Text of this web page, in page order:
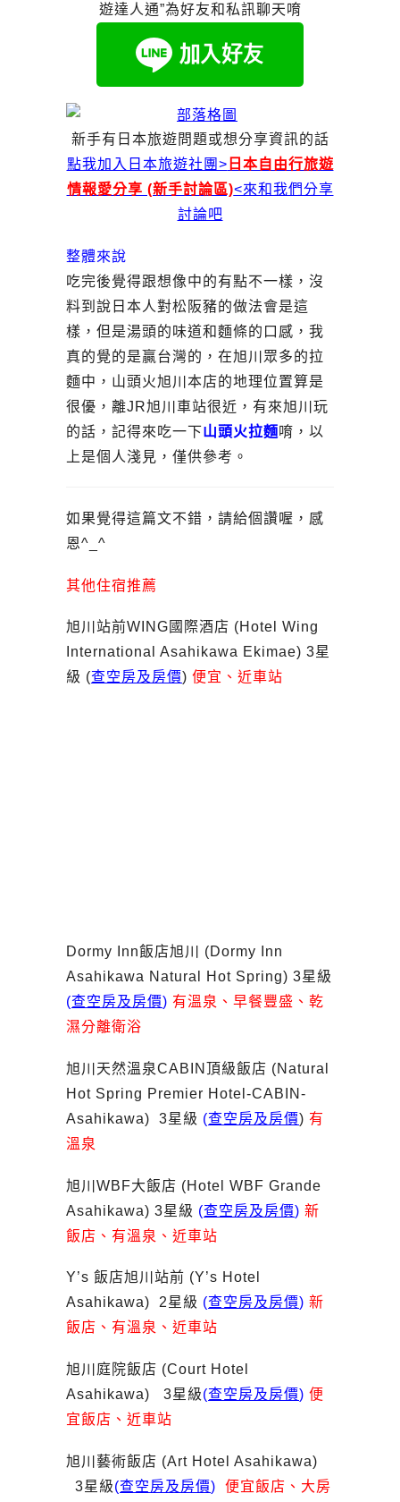
遊達人通”為好友和私訊聊天唷
新手有日本旅遊問題或想分享資訊的話
點我加入日本旅遊社團> 日本自由行旅遊
情報愛分享 (新手討論區)<來和我們分享
討論吧
整體來說
吃完後覺得跟想像中的有點不一樣，沒
料到說日本人對松阪豬的做法會是這
樣，但是湯頭的味道和麵條的口感，我
真的覺的是贏台灣的，在旭川眾多的拉
麵中，山頭火旭川本店的地理位置算是
很優，離JR旭川車站很近，有來旭川玩
的話，記得來吃一下山頭火拉麵唷，以
上是個人淺見，僅供參考。
如果覺得這篇文不錯，請給個讚喔，感
恩^_^
其他住宿推薦
旭川站前WING國際酒店 (Hotel Wing
International Asahikawa Ekimae) 3星
級 (查空房及房價) 便宜、近車站
Dormy Inn飯店旭川 (Dormy Inn
Asahikawa Natural Hot Spring) 3星級
(查空房及房價) 有溫泉、早餐豐盛、乾
濕分離衛浴
旭川天然溫泉CABIN頂級飯店 (Natural
Hot Spring Premier Hotel-CABIN-
Asahikawa) 3星級 (查空房及房價) 有
溫泉
旭川WBF大飯店 (Hotel WBF Grande
Asahikawa) 3星級 (查空房及房價) 新
飯店、有溫泉、近車站
Y’s 飯店旭川站前 (Y’s Hotel
Asahikawa) 2星級 (查空房及房價) 新
飯店、有溫泉、近車站
旭川庭院飯店 (Court Hotel
Asahikawa) 3星級(查空房及房價) 便
宜飯店、近車站
旭川藝術飯店 (Art Hotel Asahikawa)
3星級(查空房及房價)
便宜飯店、大房